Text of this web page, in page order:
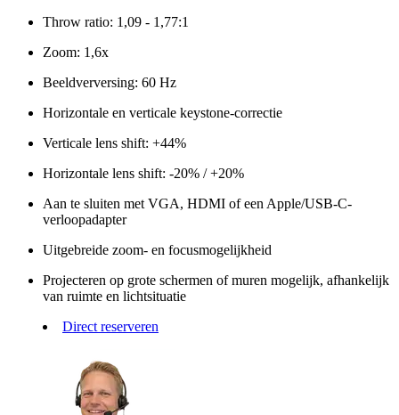
Throw ratio: 1,09 - 1,77:1
Zoom: 1,6x
Beeldverversing: 60 Hz
Horizontale en verticale keystone-correctie
Verticale lens shift: +44%
Horizontale lens shift: -20% / +20%
Aan te sluiten met VGA, HDMI of een Apple/USB-C-
verloopadapter
Uitgebreide zoom- en focusmogelijkheid
Projecteren op grote schermen of muren mogelijk, afhankelijk
van ruimte en lichtsituatie
Direct reserveren